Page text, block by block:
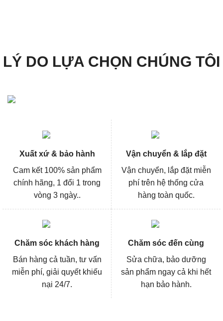
LÝ DO LỰA CHỌN CHÚNG TÔI
Xuất xứ & bảo hành
Cam kết 100% sản phẩm
chính hãng, 1 đổi 1 trong
vòng 3 ngày..
Vận chuyển & lắp đặt
Vận chuyển, lắp đặt miễn
phí trên hệ thống cửa
hàng toàn quốc.
Chăm sóc khách hàng
Bán hàng cả tuần, tư vấn
miễn phí, giải quyết khiếu
nại 24/7.
Chăm sóc đến cùng
Sửa chữa, bảo dưỡng
sản phẩm ngay cả khi hết
hạn bảo hành.